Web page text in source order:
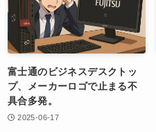
富士通のビジネスデスクトッ
プ、メーカーロゴで止まる不
具合多発。
2025-06-17